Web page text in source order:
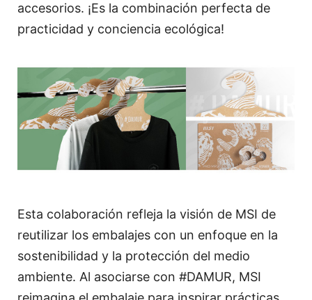
accesorios. ¡Es la combinación perfecta de
practicidad y conciencia ecológica!
Esta colaboración refleja la visión de MSI de
reutilizar los embalajes con un enfoque en la
sostenibilidad y la protección del medio
ambiente. Al asociarse con #DAMUR, MSI